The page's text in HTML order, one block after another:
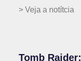
> Veja a notítcia
Tomb